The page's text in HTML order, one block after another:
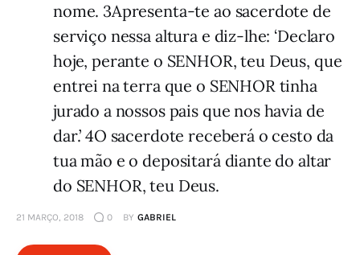
nome. 3Apresenta-te ao sacerdote de
serviço nessa altura e diz-lhe: ‘Declaro
hoje, perante o SENHOR, teu Deus, que
entrei na terra que o SENHOR tinha
jurado a nossos pais que nos havia de
dar.’ 4O sacerdote receberá o cesto da
tua mão e o depositará diante do altar
do SENHOR, teu Deus.
21 MARÇO, 2018 0 BY GABRIEL